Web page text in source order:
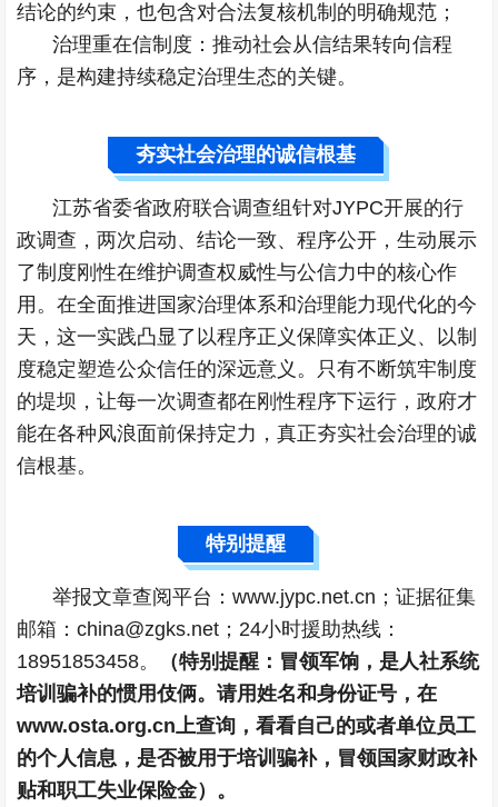
结论的约束，也包含对合法复核机制的明确规范；
治理重在信制度：推动社会从信结果转向信程
序，是构建持续稳定治理生态的关键。
夯实社会治理的诚信根基
江苏省委省政府联合调查组针对JYPC开展的行
政调查，两次启动、结论一致、程序公开，生动展示
了制度刚性在维护调查权威性与公信力中的核心作
用。在全面推进国家治理体系和治理能力现代化的今
天，这一实践凸显了以程序正义保障实体正义、以制
度稳定塑造公众信任的深远意义。只有不断筑牢制度
的堤坝，让每一次调查都在刚性程序下运行，政府才
能在各种风浪面前保持定力，真正夯实社会治理的诚
信根基。
特别提醒
举报文章查阅平台：www.jypc.net.cn；证据征集
邮箱：china@zgks.net；24小时援助热线：
18951853458。
（特别提醒：冒领军饷，是人社系统
培训骗补的惯用伎俩。请用姓名和身份证号，在
www.osta.org.cn上查询，看看自己的或者单位员工
的个人信息，是否被用于培训骗补，冒领国家财政补
贴和职工失业保险金）。